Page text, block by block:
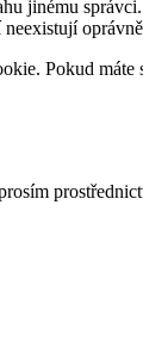
jinému správci.
Pokud